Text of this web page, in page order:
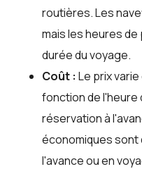
routières. Les
mais les heures
durée du voyage.
Coût : Le prix
fonction de l'heure
réservation à
économiques sont
l'avance ou en